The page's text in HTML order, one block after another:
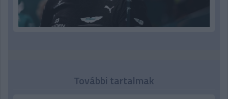
További tartalmak